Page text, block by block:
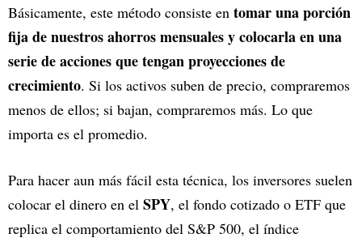
Básicamente, este método consiste en tomar una porción
fija de nuestros ahorros mensuales y colocarla en una
serie de acciones que tengan proyecciones de
crecimiento. Si los activos suben de precio, compraremos
menos de ellos; si bajan, compraremos más. Lo que
importa es el promedio.
Para hacer aun más fácil esta técnica, los inversores suelen
colocar el dinero en el SPY, el fondo cotizado o ETF que
replica el comportamiento del S&P 500, el índice